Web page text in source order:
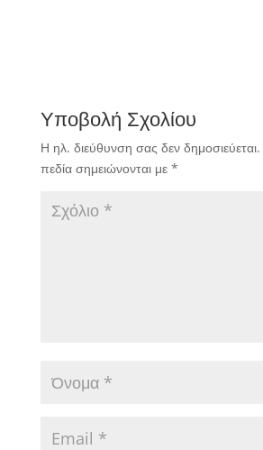
Υποβολή Σχολίου
Η ηλ. διεύθυνση σας δεν δημοσιεύεται.
πεδία σημειώνονται με *